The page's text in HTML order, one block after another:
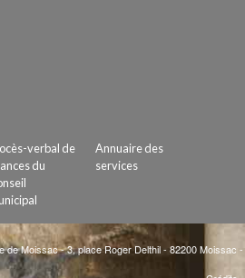
verbal de
du
Annuaire des
services
de Moissac - 3, place Roger Delthil - 82200 Moissac